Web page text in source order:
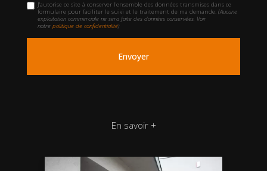
J'autorise ce site à conserver l'ensemble des données transmises dans ce
formulaire pour faciliter le suivi et le traitement de ma demande.(Aucune
exploitation commerciale ne sera faite des données conservées. Voir
notrepolitique de confidentialité)
En savoir +